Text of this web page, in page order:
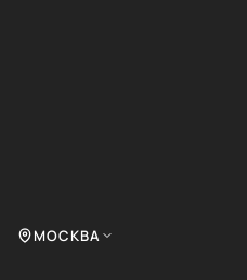
МОСКВА